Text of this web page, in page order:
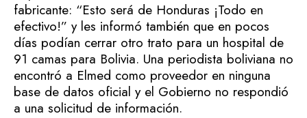
fabricante: “Esto será de Honduras ¡Todo en
efectivo!” y les informó también que en pocos
días podían cerrar otro trato para un hospital de
91 camas para Bolivia. Una periodista boliviana no
encontró a Elmed como proveedor en ninguna
base de datos oficial y el Gobierno no respondió
a una solicitud de información.